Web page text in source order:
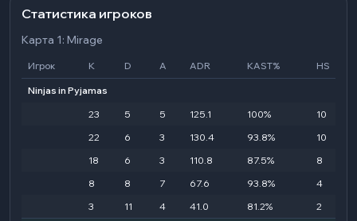
Статистика игроков
Карта 1: Mirage
Игрок K D A ADR KAST% HS
Ninjas in Pyjamas
23
5 5 125.1 100%
10
22
6 3 130.4 93.8%
10
18
6 3 110.8 87.5%
8
8
8 7 67.6 93.8%
4
3
11 4 41.0 81.2%
2